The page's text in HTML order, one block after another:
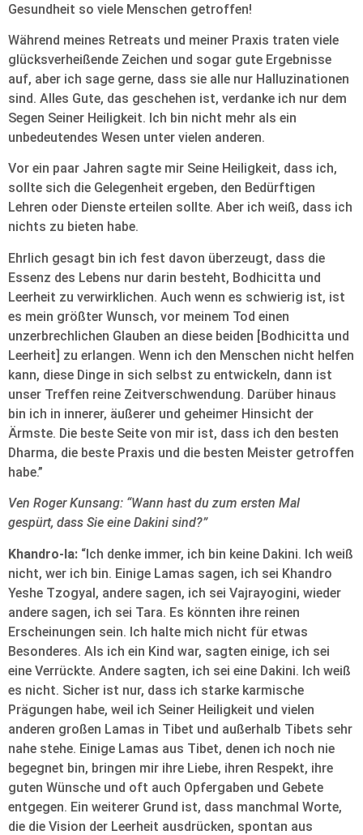
Gesundheit so viele Menschen getroffen!
Während meines Retreats und meiner Praxis traten viele
glücksverheißende Zeichen und sogar gute Ergebnisse
auf, aber ich sage gerne, dass sie alle nur Halluzinationen
sind. Alles Gute, das geschehen ist, verdanke ich nur dem
Segen Seiner Heiligkeit. Ich bin nicht mehr als ein
unbedeutendes Wesen unter vielen anderen.
Vor ein paar Jahren sagte mir Seine Heiligkeit, dass ich,
sollte sich die Gelegenheit ergeben, den Bedürftigen
Lehren oder Dienste erteilen sollte. Aber ich weiß, dass ich
nichts zu bieten habe.
Ehrlich gesagt bin ich fest davon überzeugt, dass die
Essenz des Lebens nur darin besteht, Bodhicitta und
Leerheit zu verwirklichen. Auch wenn es schwierig ist, ist
es mein größter Wunsch, vor meinem Tod einen
unzerbrechlichen Glauben an diese beiden [Bodhicitta und
Leerheit] zu erlangen. Wenn ich den Menschen nicht helfen
kann, diese Dinge in sich selbst zu entwickeln, dann ist
unser Treffen reine Zeitverschwendung. Darüber hinaus
bin ich in innerer, äußerer und geheimer Hinsicht der
Ärmste. Die beste Seite von mir ist, dass ich den besten
Dharma, die beste Praxis und die besten Meister getroffen
habe.”
Ven Roger Kunsang: “Wann hast du zum ersten Mal
gespürt, dass Sie eine Dakini sind?”
Khandro-la: “Ich denke immer, ich bin keine Dakini. Ich weiß
nicht, wer ich bin. Einige Lamas sagen, ich sei Khandro
Yeshe Tzogyal, andere sagen, ich sei Vajrayogini, wieder
andere sagen, ich sei Tara. Es könnten ihre reinen
Erscheinungen sein. Ich halte mich nicht für etwas
Besonderes. Als ich ein Kind war, sagten einige, ich sei
eine Verrückte. Andere sagten, ich sei eine Dakini. Ich weiß
es nicht. Sicher ist nur, dass ich starke karmische
Prägungen habe, weil ich Seiner Heiligkeit und vielen
anderen großen Lamas in Tibet und außerhalb Tibets sehr
nahe stehe. Einige Lamas aus Tibet, denen ich noch nie
begegnet bin, bringen mir ihre Liebe, ihren Respekt, ihre
guten Wünsche und oft auch Opfergaben und Gebete
entgegen. Ein weiterer Grund ist, dass manchmal Worte,
die die Vision der Leerheit ausdrücken, spontan aus